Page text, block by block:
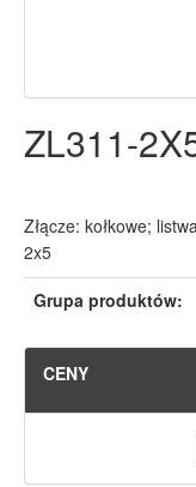
ZL311-
Złącze: kołkowe;
2x5
Grupa produktów:
CENY